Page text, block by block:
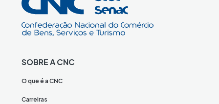
SOBRE A CNC
O que é a CNC
Carreiras